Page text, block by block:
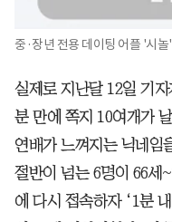
중·장년 전용 데이팅 어플 '시
실제로 지난달 12일 기
분 만에 쪽지 10여개가
연배가 느껴지는 닉네임
절반이 넘는 6명이 66세
에 다시 접속하자 ‘1분